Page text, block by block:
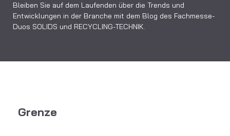
Bleiben Sie auf dem Laufenden über die Trends und
Entwicklungen in der Branche mit dem Blog des Fachmesse-
Duos SOLIDS und RECYCLING-TECHNIK.
Grenze